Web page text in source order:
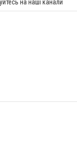
на наші канали